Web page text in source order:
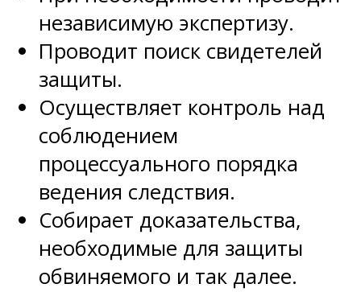
независимую экспертизу.
Проводит поиск свидетелей
защиты.
Осуществляет контроль над
соблюдением
процессуального порядка
ведения следствия.
Собирает доказательства,
необходимые для защиты
обвиняемого и так далее.